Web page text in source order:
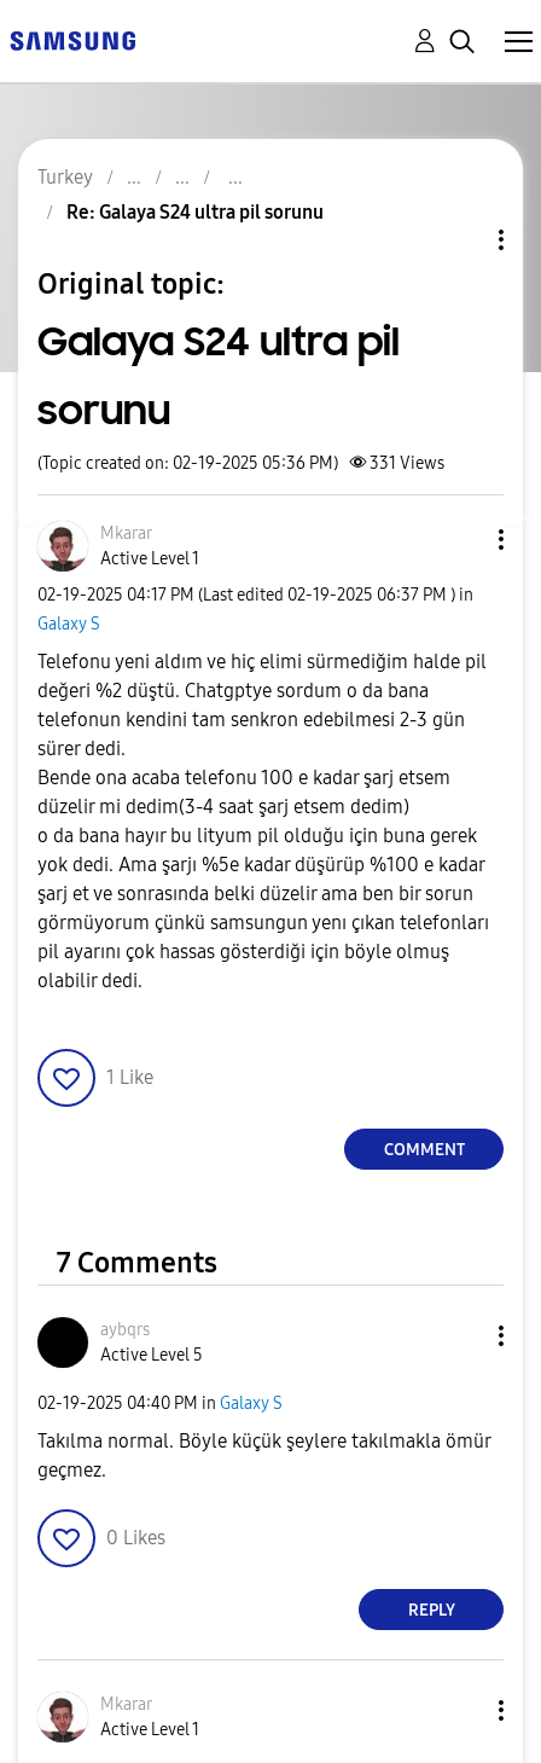
Turkey
Re: Galaya S24 ultra pil sorunu
Original topic:
Galaya S24 ultra pil
sorunu
(Topic created on: 02-19-2025 05:36 PM) 331 Views
Mkarar
Active Level 1
‎02-19-2025 04:17 PM (Last edited ‎02-19-2025 06:37 PM ) in
Galaxy S
Telefonu yeni aldım ve hiç elimi sürmediğim halde pil
değeri %2 düştü. Chatgptye sordum o da bana
telefonun kendini tam senkron edebilmesi 2-3 gün
sürer dedi.
Bende ona acaba telefonu 100 e kadar şarj etsem
düzelir mi dedim(3-4 saat şarj etsem dedim)
o da bana hayır bu lityum pil olduğu için buna gerek
yok dedi. Ama şarjı %5e kadar düşürüp %100 e kadar
şarj et ve sonrasında belki düzelir ama ben bir sorun
görmüyorum çünkü samsungun yenı çıkan telefonları
pil ayarını çok hassas gösterdiği için böyle olmuş
olabilir dedi.
1 Like
COMMENT
7 Comments
aybqrs
Active Level 5
‎02-19-2025 04:40 PM in Galaxy S
Takılma normal. Böyle küçük şeylere takılmakla ömür
geçmez.
0 Likes
REPLY
Mkarar
Active Level 1